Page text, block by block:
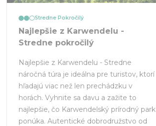
Stredne Pokročilý
Najlepšie z Karwendelu -
Stredne pokročilý
Najlepšie z Karwendelu - Stredne
náročná túra je ideálna pre turistov, ktorí
hľadajú viac než len prechádzku v
horách. Vyhnite sa davu a zažite to
najlepšie, čo Karwendelský prírodný park
ponúka. Autentické dobrodružstvo od